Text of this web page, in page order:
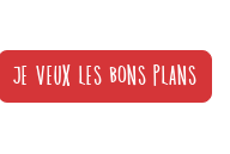
JE VEUX LES BONS PLANS